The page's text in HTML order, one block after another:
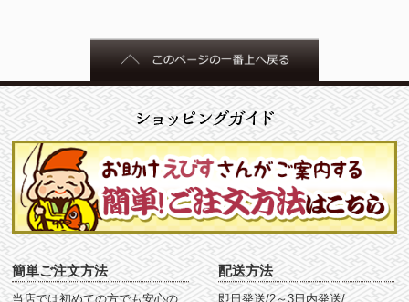
簡単ご注文方法
当店では初めての方でも安心の
配送方法
即日発送/2～3日内発送/